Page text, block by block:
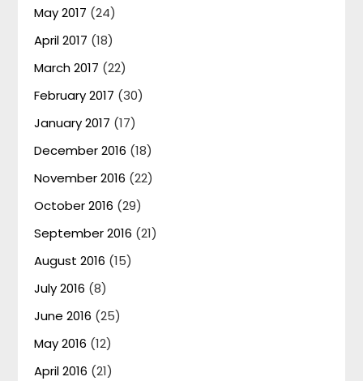
May 2017 (24)
April 2017 (18)
March 2017 (22)
February 2017 (30)
January 2017 (17)
December 2016 (18)
November 2016 (22)
October 2016 (29)
September 2016 (21)
August 2016 (15)
July 2016 (8)
June 2016 (25)
May 2016 (12)
April 2016 (21)